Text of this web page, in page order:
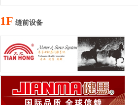
1F 缝前设备